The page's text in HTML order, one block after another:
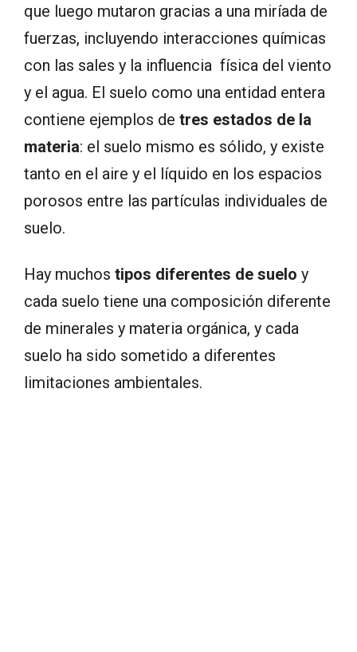
que luego mutaron gracias a una miríada de
fuerzas, incluyendo interacciones químicas
con las sales y la influencia física del viento
y el agua. El suelo como una entidad entera
contiene ejemplos de tres estados de la
materia: el suelo mismo es sólido, y existe
tanto en el aire y el líquido en los espacios
porosos entre las partículas individuales de
suelo.
Hay muchos tipos diferentes de suelo y
cada suelo tiene una composición diferente
de minerales y materia orgánica, y cada
suelo ha sido sometido a diferentes
limitaciones ambientales.